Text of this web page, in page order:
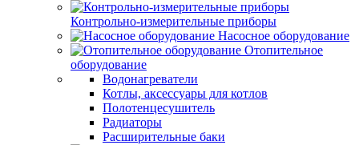
Контрольно-измерительные приборы
Насосное оборудование
Отопительное
оборудование
Водонагреватели
Котлы, аксессуары для котлов
Полотенцесушитель
Радиаторы
Расширительные баки